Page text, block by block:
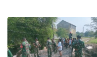
Muscablub